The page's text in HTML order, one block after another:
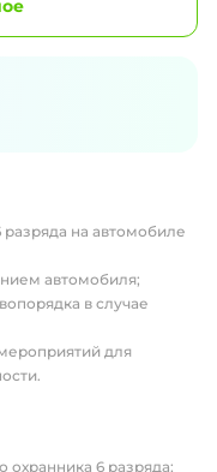
на автомобиле
автомобиля;
в случае
для
охранника 6 разряда;